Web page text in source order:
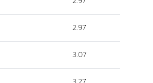
2.97
3.07